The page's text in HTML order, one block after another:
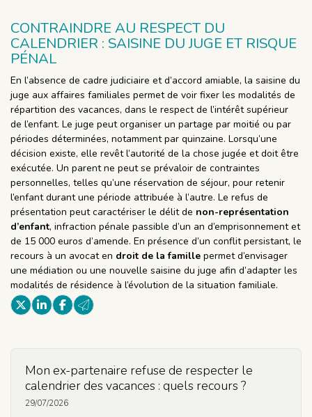
CONTRAINDRE AU RESPECT DU
CALENDRIER : SAISINE DU JUGE ET RISQUE
PÉNAL
En l’absence de cadre judiciaire et d’accord amiable, la saisine du
juge aux affaires familiales permet de voir fixer les modalités de
répartition des vacances, dans le respect de l’intérêt supérieur
de l’enfant. Le juge peut organiser un partage par moitié ou par
périodes déterminées, notamment par quinzaine. Lorsqu’une
décision existe, elle revêt l’autorité de la chose jugée et doit être
exécutée. Un parent ne peut se prévaloir de contraintes
personnelles, telles qu’une réservation de séjour, pour retenir
l’enfant durant une période attribuée à l’autre. Le refus de
présentation peut caractériser le délit de non-représentation
d’enfant, infraction pénale passible d’un an d’emprisonnement et
de 15 000 euros d’amende. En présence d’un conflit persistant, le
recours à un avocat en droit de la famille permet d’envisager
une médiation ou une nouvelle saisine du juge afin d’adapter les
modalités de résidence à l’évolution de la situation familiale.
Mon ex-partenaire refuse de respecter le
calendrier des vacances : quels recours ?
29/07/2026